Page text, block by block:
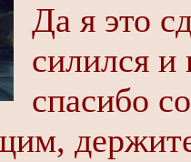
Да я это
силился и
спасибо